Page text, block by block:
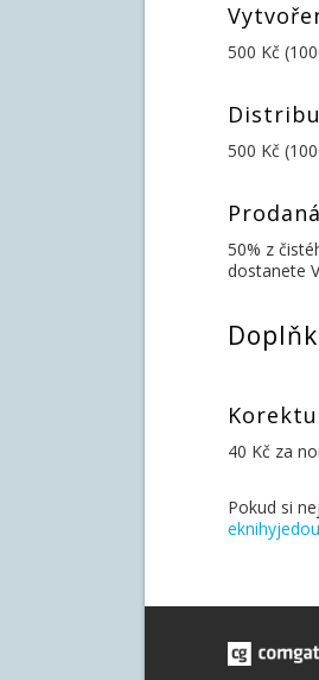
500 Kč
500 Kč
50% z
dostanete
40 Kč za
Pokud si